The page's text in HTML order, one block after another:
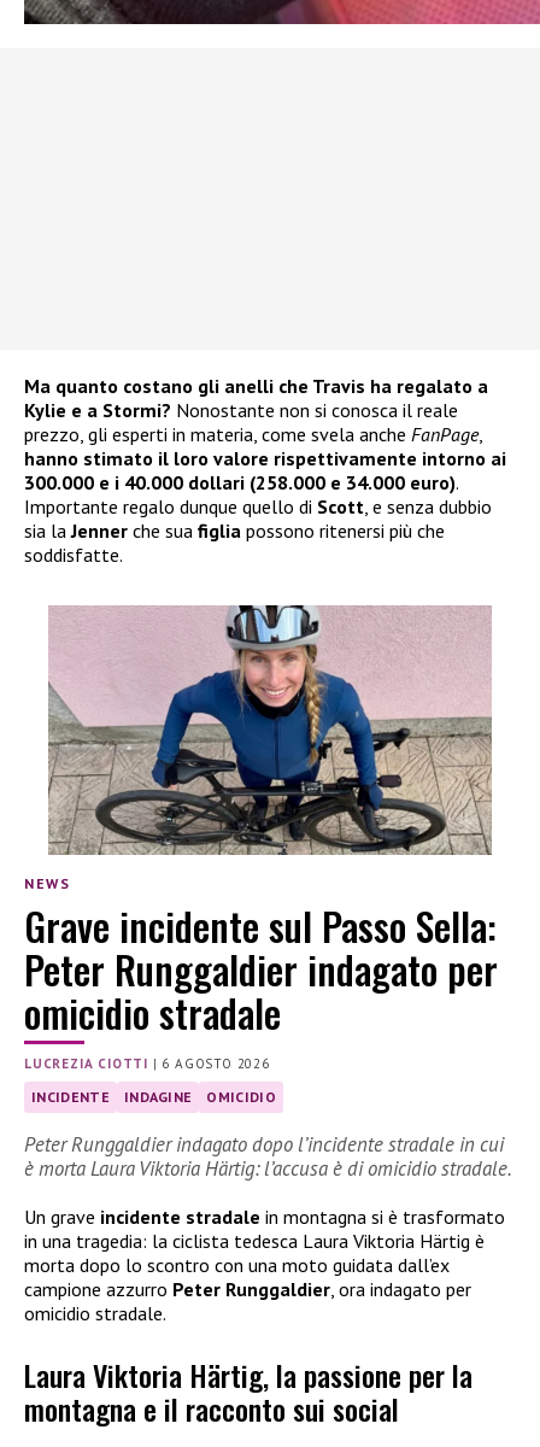
Ma quanto costano gli anelli che Travis ha regalato a
Kylie e a Stormi? Nonostante non si conosca il reale
prezzo, gli esperti in materia, come svela anche FanPage,
hanno stimato il loro valore rispettivamente intorno ai
300.000 e i 40.000 dollari (258.000 e 34.000 euro).
Importante regalo dunque quello di Scott, e senza dubbio
sia laJenner che sua figlia possono ritenersi più che
soddisfatte.
NEWS
Grave incidente sul Passo Sella:
Peter Runggaldier indagato per
omicidio stradale
LUCREZIA CIOTTI | 6 AGOSTO 2026
INCIDENTE INDAGINE OMICIDIO
Peter Runggaldier indagato dopo l’incidente stradale in cui
è morta Laura Viktoria Härtig: l’accusa è di omicidio stradale.
Un grave incidente stradale in montagna si è trasformato
in una tragedia: la ciclista tedesca Laura Viktoria Härtig è
morta dopo lo scontro con una moto guidata dall’ex
campione azzurro Peter Runggaldier, ora indagato per
omicidio stradale.
Laura Viktoria Härtig, la passione per la
montagna e il racconto sui social